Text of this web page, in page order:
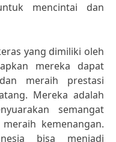
mencintai dan
yang dimiliki oleh
mereka dapat
meraih prestasi
Mereka adalah
semangat
kemenangan.
bisa menjadi